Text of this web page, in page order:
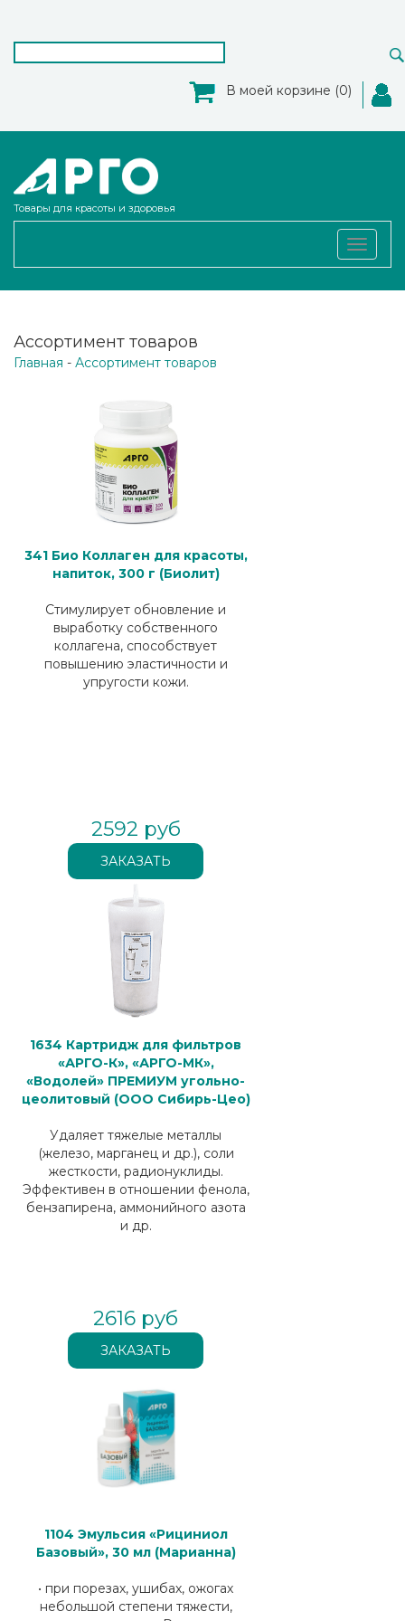
В моей корзине (0)
Товары для красоты и здоровья
Toggle
Ассортимент товаров
Главная - Ассортимент товаров
341 Био Коллаген для красоты,
напиток, 300 г (Биолит)
Стимулирует обновление и
выработку собственного
коллагена, способствует
повышению эластичности и
упругости кожи.
2592 руб
1634 Картридж для фильтров
«АРГО-К», «АРГО-МК»,
«Водолей» ПРЕМИУМ угольно-
цеолитовый (ООО Сибирь-Цео)
Удаляет тяжелые металлы
(железо, марганец и др.), соли
жесткости, радионуклиды.
Эффективен в отношении фенола,
бензапирена, аммонийного азота
и др.
2616 руб
1104 Эмульсия «Рициниол
Базовый», 30 мл (Марианна)
• при порезах, ушибах, ожогах
небольшой степени тяжести,